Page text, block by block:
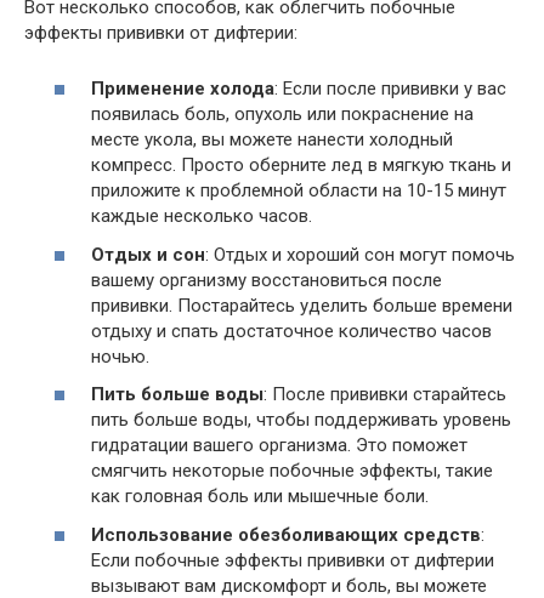
Вот несколько способов, как облегчить побочные
эффекты прививки от дифтерии:
Применение холода: Если после прививки у вас
появилась боль, опухоль или покраснение на
месте укола, вы можете нанести холодный
компресс. Просто оберните лед в мягкую ткань и
приложите к проблемной области на 10-15 минут
каждые несколько часов.
Отдых и сон: Отдых и хороший сон могут помочь
вашему организму восстановиться после
прививки. Постарайтесь уделить больше времени
отдыху и спать достаточное количество часов
ночью.
Пить больше воды: После прививки старайтесь
пить больше воды, чтобы поддерживать уровень
гидратации вашего организма. Это поможет
смягчить некоторые побочные эффекты, такие
как головная боль или мышечные боли.
Использование обезболивающих средств:
Если побочные эффекты прививки от дифтерии
вызывают вам дискомфорт и боль, вы можете